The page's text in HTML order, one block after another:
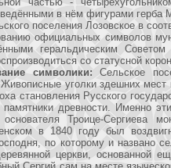
в нём фигурами герба
поселения Лозовское в
официальных символов
геральдическим
со статусной
символики:Сельское
Живописные уголки здешних
становления Русского
памятники древности. Именно
основателя Троице-Сергиева
в 1840 году был
по которому и названо
церкви, основанной